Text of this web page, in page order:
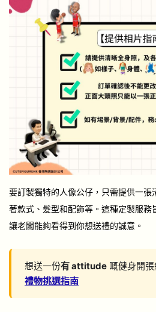
要訂製獨特的人像公仔，只需提供一
著款式、髮型和配飾等。這種定製服務
讓老闆能夠看得到你想送禮的誠意。
想送一份有 attitude 嘅健身開張
禮物挑選指南